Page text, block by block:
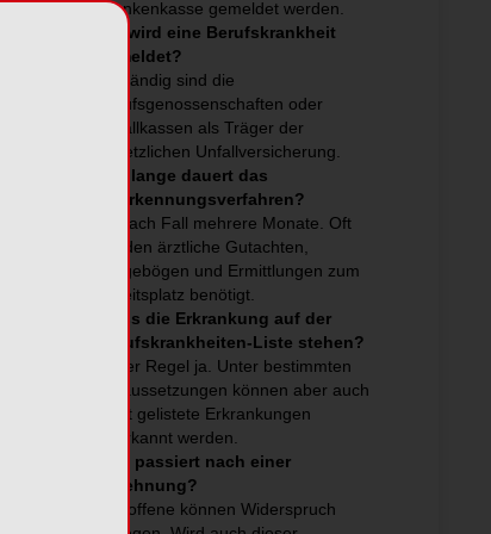
Krankenkasse gemeldet werden.
Wo wird eine Berufskrankheit
gemeldet?
Zuständig sind die
Berufsgenossenschaften oder
Unfallkassen als Träger der
gesetzlichen Unfallversicherung.
Wie lange dauert das
Anerkennungsverfahren?
Je nach Fall mehrere Monate. Oft
werden ärztliche Gutachten,
Fragebögen und Ermittlungen zum
Arbeitsplatz benötigt.
Muss die Erkrankung auf der
Berufskrankheiten-Liste stehen?
In der Regel ja. Unter bestimmten
Voraussetzungen können aber auch
nicht gelistete Erkrankungen
anerkannt werden.
Was passiert nach einer
Ablehnung?
Betroffene können Widerspruch